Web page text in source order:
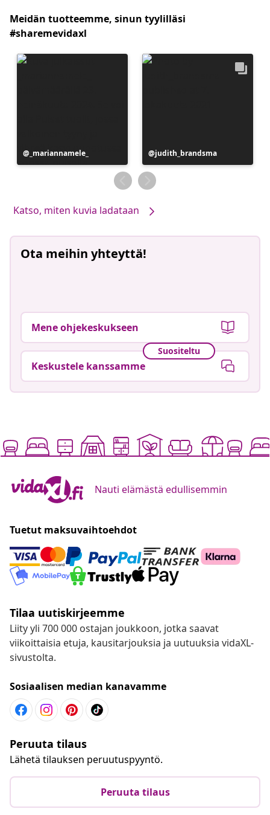
Meidän tuotteemme, sinun tyylilläsi
#sharemevidaxl
Julkaissut
_mariannamele_ Julkaissut
judith_brandsma
Katso, miten kuvia ladataan
Ota meihin yhteyttä!
Mene ohjekeskukseen
Suositeltu
Keskustele kanssamme
Nauti elämästä edullisemmin
Tuetut maksuvaihtoehdot
Tilaa uutiskirjeemme
Liity yli 700 000 ostajan joukkoon, jotka saavat
viikoittaisia etuja, kausitarjouksia ja uutuuksia vidaXL-
sivustolta.
Sosiaalisen median kanavamme
Peruuta tilaus
Lähetä tilauksen peruutuspyyntö.
Peruuta tilaus